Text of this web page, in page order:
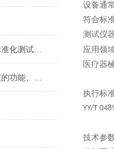
织物透湿量测试仪的标准化测试方法与流程介绍
了解织物渗水性测试仪的功能、优势与行业应用
设备通
符合标
测试仪
应用领
医疗器
执行标
YY/T
技术参